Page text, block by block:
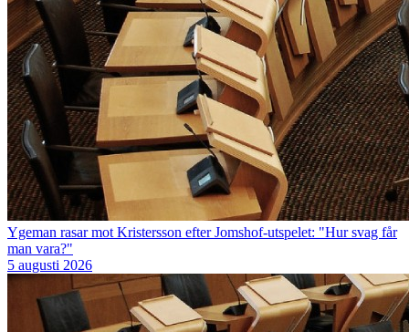
Ygeman rasar mot Kristersson efter Jomshof-utspelet: "Hur svag får
man vara?"
5 augusti 2026